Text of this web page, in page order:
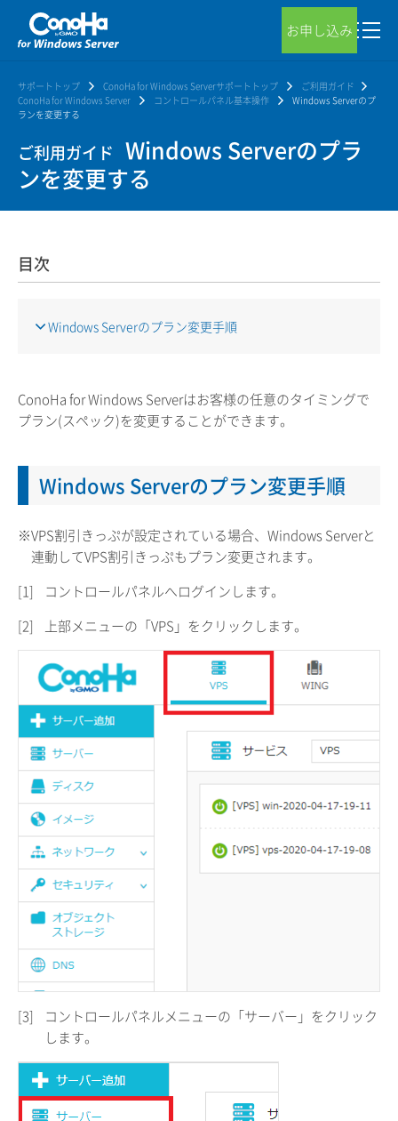
お申し込み
サポートトップ ConoHa for Windows Serverサポートトップ
ご利用ガイド
ConoHa for Windows Server
コントロールパネル基本操作
Windows Serverのプ
ランを変更する
ご利用ガイド Windows Serverのプラ
ンを変更する
目次
Windows Serverのプラン変更手順
ConoHa for Windows Serverはお客様の任意のタイミングで
プラン(スペック)を変更することができます。
Windows Serverのプラン変更手順
※VPS割引きっぷが設定されている場合、Windows Serverと
連動してVPS割引きっぷもプラン変更されます。
[1]
コントロールパネルへログインします。
[2]
上部メニューの「VPS」をクリックします。
[3]
コントロールパネルメニューの「サーバー」をクリック
します。